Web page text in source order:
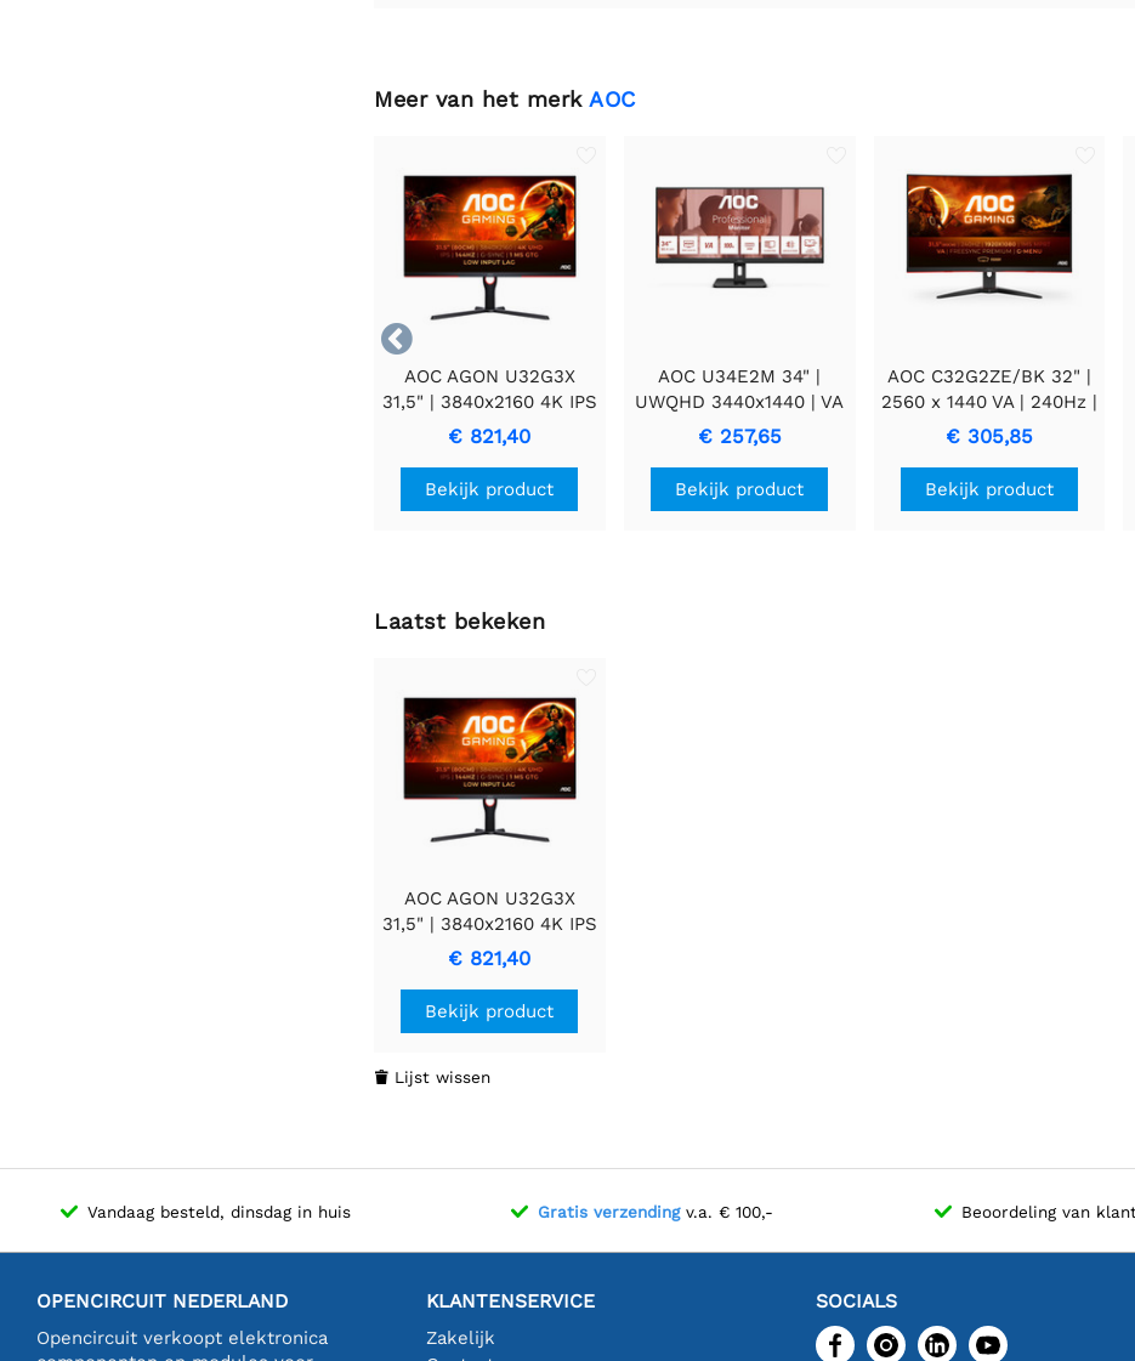
Meer van het merk AOC

AOC AGON U32G3X
31,5" | 3840x2160 4K IPS
| 144Hz | Gaming
Monitor
€ 821,40
Bekijk product
AOC U34E2M 34" |
UWQHD 3440x1440 | VA
| 100Hz | 4ms |
Ultrawide Monitor |
Zwart
€ 257,65
Bekijk product
AOC C32G2ZE/BK 32" |
2560 x 1440 VA | 240Hz |
Gaming Monitor
€ 305,85
Bekijk product
Laatst bekeken
AOC AGON U32G3X
31,5" | 3840x2160 4K IPS
| 144Hz | Gaming
Monitor
€ 821,40
Bekijk product
 Lijst wissen
Vandaag besteld, dinsdag in huis Gratis verzendingv.a. € 100,- Beoordeling van
OPENCIRCUIT NEDERLAND
Opencircuit verkoopt elektronica
KLANTENSERVICE
Zakelijk
SOCIALS